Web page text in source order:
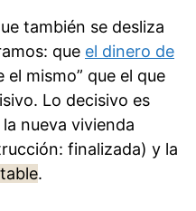
también se desliza
que el dinero de
el mismo” que el que
Lo decisivo es
nueva vivienda
finalizada) y la
.